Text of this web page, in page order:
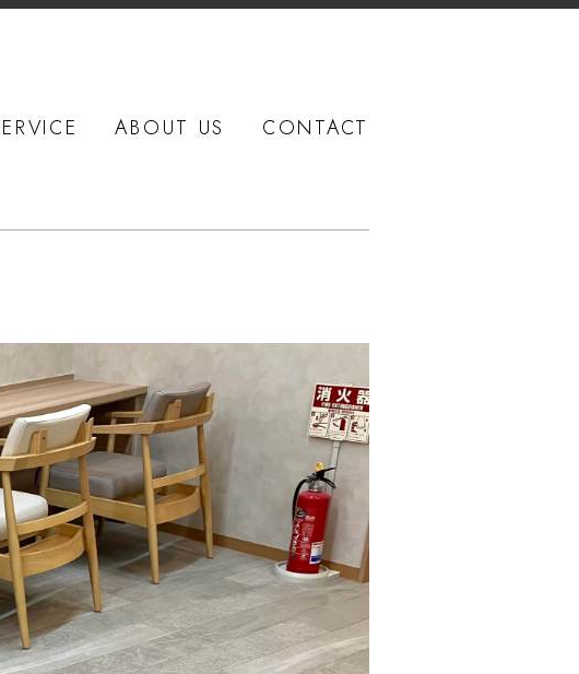
ABOUT US CONTACT